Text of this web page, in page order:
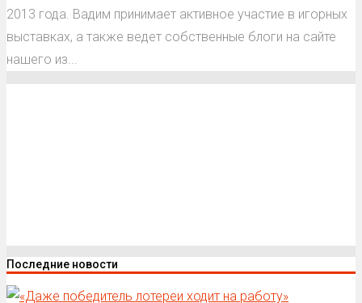
2013 года. Вадим принимает активное участие в игорных
выставках, а также ведет собственные блоги на сайте
нашего из...
Последние новости